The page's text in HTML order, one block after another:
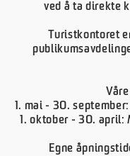
ved å ta direkte
Turistkontoret
1. mai - 30.
1. oktober - 30. april:
Egne